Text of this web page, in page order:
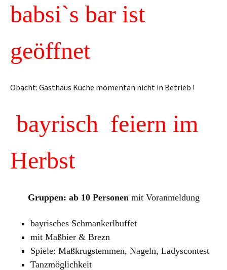
babsi`s bar ist
geöffnet
Obacht: Gasthaus Küche momentan nicht in Betrieb !
bayrisch feiern im
Herbst
Gruppen: ab 10 Personenmit Voranmeldung
bayrisches Schmankerlbuffet
mit Maßbier & Brezn
Spiele: Maßkrugstemmen, Nageln, Ladyscontest
Tanzmöglichkeit